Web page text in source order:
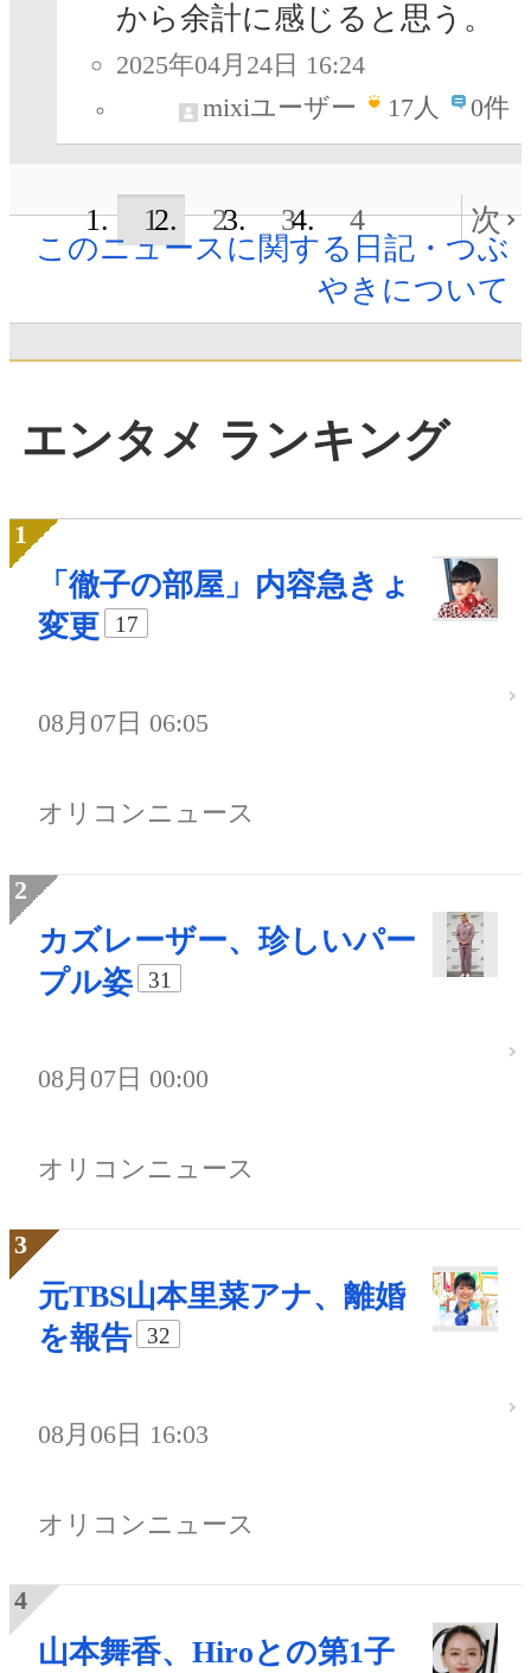
から余計に感じると思う。
2025年04月24日 16:24
mixiユーザー
17人 0件
1 2 3 4
次
このニュースに関する日記・つぶ
やきについて
エンタメ ランキング
「徹子の部屋」内容急きょ
変更
17
08月07日 06:05
オリコンニュース
カズレーザー、珍しいパー
プル姿
31
08月07日 00:00
オリコンニュース
元TBS山本里菜アナ、離婚
を報告
32
08月06日 16:03
オリコンニュース
山本舞香、Hiroとの第1子